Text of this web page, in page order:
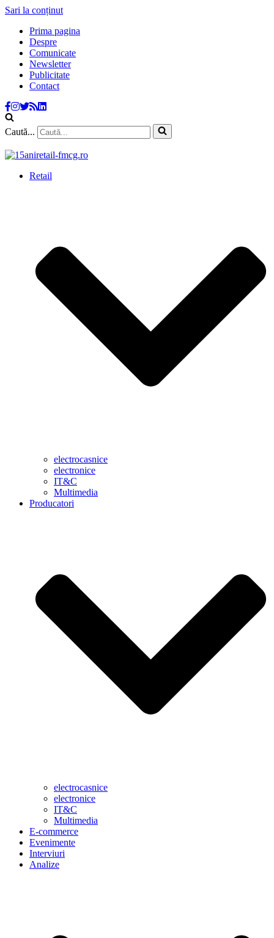
Sari la conținut
Prima pagina
Despre
Comunicate
Newsletter
Publicitate
Contact
Caută...
Retail
electrocasnice
electronice
IT&C
Multimedia
Producatori
electrocasnice
electronice
IT&C
Multimedia
E-commerce
Evenimente
Interviuri
Analize